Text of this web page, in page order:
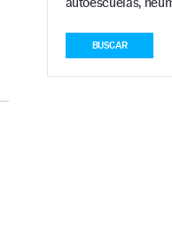
BUSCAR